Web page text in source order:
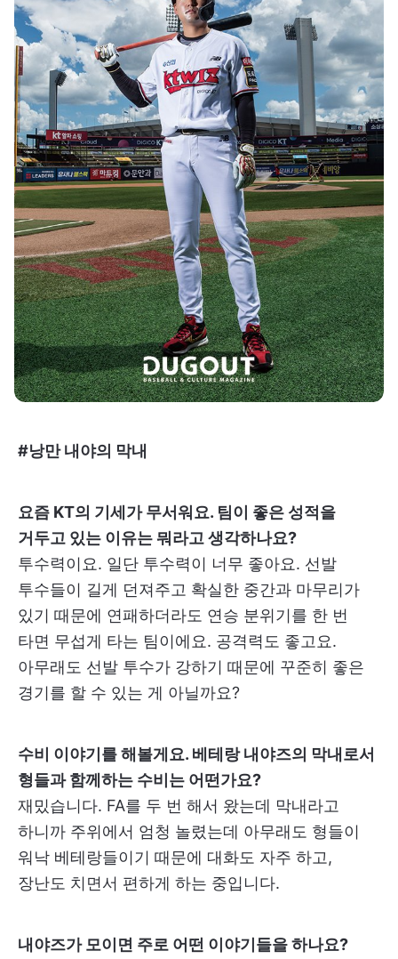
#낭만 내야의 막내
요즘 KT의 기세가 무서워요. 팀이 좋은 성적을
거두고 있는 이유는 뭐라고 생각하나요?
투수력이요. 일단 투수력이 너무 좋아요. 선발
투수들이 길게 던져주고 확실한 중간과 마무리가
있기 때문에 연패하더라도 연승 분위기를 한 번
타면 무섭게 타는 팀이에요. 공격력도 좋고요.
아무래도 선발 투수가 강하기 때문에 꾸준히 좋은
경기를 할 수 있는 게 아닐까요?
수비 이야기를 해볼게요. 베테랑 내야즈의 막내로서
형들과 함께하는 수비는 어떤가요?
재밌습니다. FA를 두 번 해서 왔는데 막내라고
하니까 주위에서 엄청 놀렸는데 아무래도 형들이
워낙 베테랑들이기 때문에 대화도 자주 하고,
장난도 치면서 편하게 하는 중입니다.
내야즈가 모이면 주로 어떤 이야기들을 하나요?